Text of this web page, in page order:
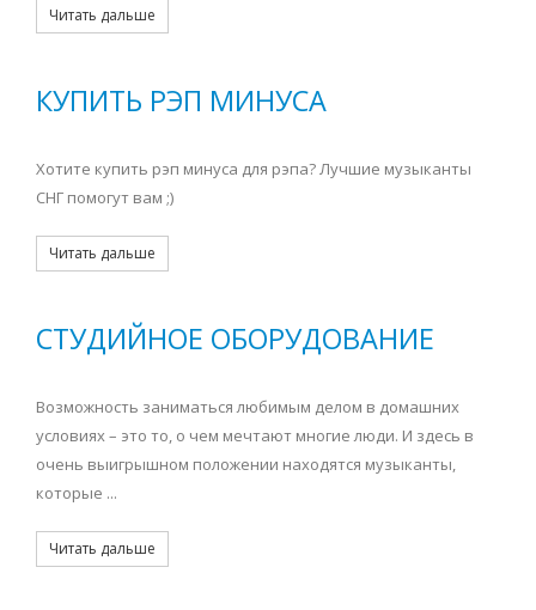
Читать дальше
КУПИТЬ РЭП МИНУСА
Хотите купить рэп минуса для рэпа? Лучшие музыканты
СНГ помогут вам ;)
Читать дальше
СТУДИЙНОЕ ОБОРУДОВАНИЕ
Возможность заниматься любимым делом в домашних
условиях – это то, о чем мечтают многие люди. И здесь в
очень выигрышном положении находятся музыканты,
которые ...
Читать дальше